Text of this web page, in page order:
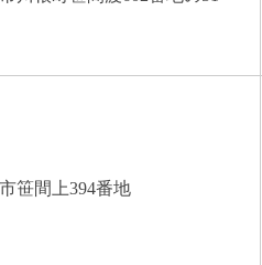
笹間上394番地